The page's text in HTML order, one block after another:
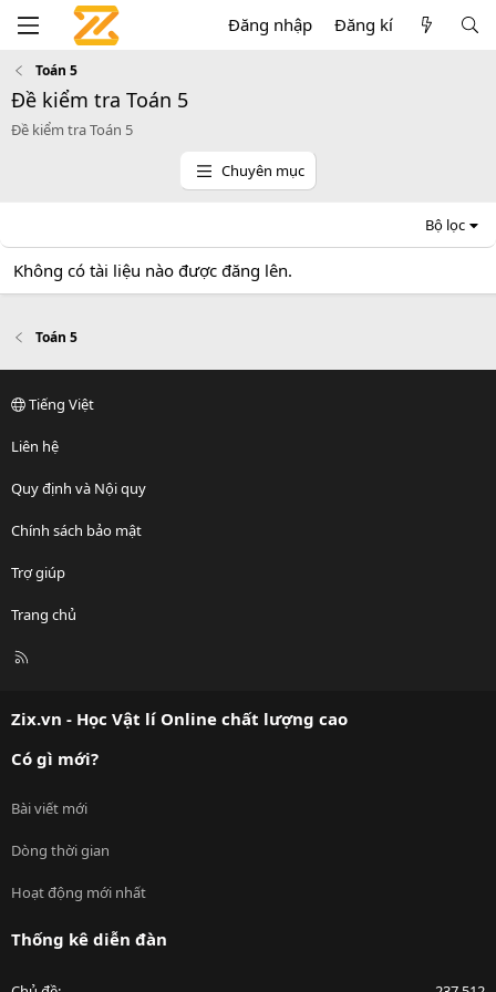
Đăng nhập Đăng kí
Toán 5
Đề kiểm tra Toán 5
Đề kiểm tra Toán 5
Chuyên mục
Bộ lọc
Không có tài liệu nào được đăng lên.
Toán 5
Tiếng Việt
Liên hệ
Quy định và Nội quy
Chính sách bảo mật
Trợ giúp
Trang chủ
R
Zix.vn - Học Vật lí Online chất lượng cao
Có gì mới?
Bài viết mới
Dòng thời gian
Hoạt động mới nhất
Thống kê diễn đàn